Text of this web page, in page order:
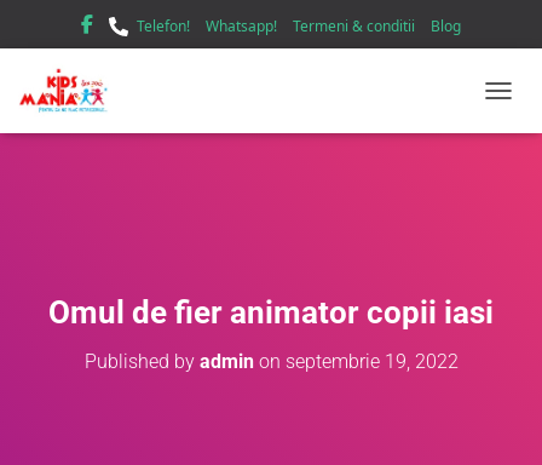
Telefon! Whatsapp! Termeni & conditii Blog
Omul de fier animator copii iasi
Published by adminon septembrie 19, 2022